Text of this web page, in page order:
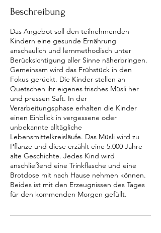
Beschreibung
Das Angebot soll den teilnehmenden
Kindern eine gesunde Ernährung
anschaulich und lernmethodisch unter
Berücksichtigung aller Sinne näherbringen.
Gemeinsam wird das Frühstück in den
Fokus gerückt. Die Kinder stellen an
Quetschen ihr eigenes frisches Müsli her
und pressen Saft. In der
Verarbeitungsphase erhalten die Kinder
einen Einblick in vergessene oder
unbekannte alltägliche
Lebensmittelkreisläufe. Das Müsli wird zu
Pflanze und diese erzählt eine 5.000 Jahre
alte Geschichte. Jedes Kind wird
anschließend eine Trinkflasche und eine
Brotdose mit nach Hause nehmen können.
Beides ist mit den Erzeugnissen des Tages
für den kommenden Morgen gefüllt.